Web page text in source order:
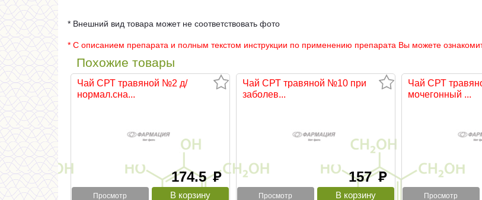
* Внешний вид товара может не соответствовать фото
* С описанием препарата и полным текстом инструкции по применению препарата Вы можете
Похожие товары
Чай СРТ травяной №2 д/
нормал.сна...
174.5руб
Просмотр
Чай СРТ травяной №10 при
заболев...
157руб
Просмотр
Чай СРТ
мочегонный ...
Просмотр